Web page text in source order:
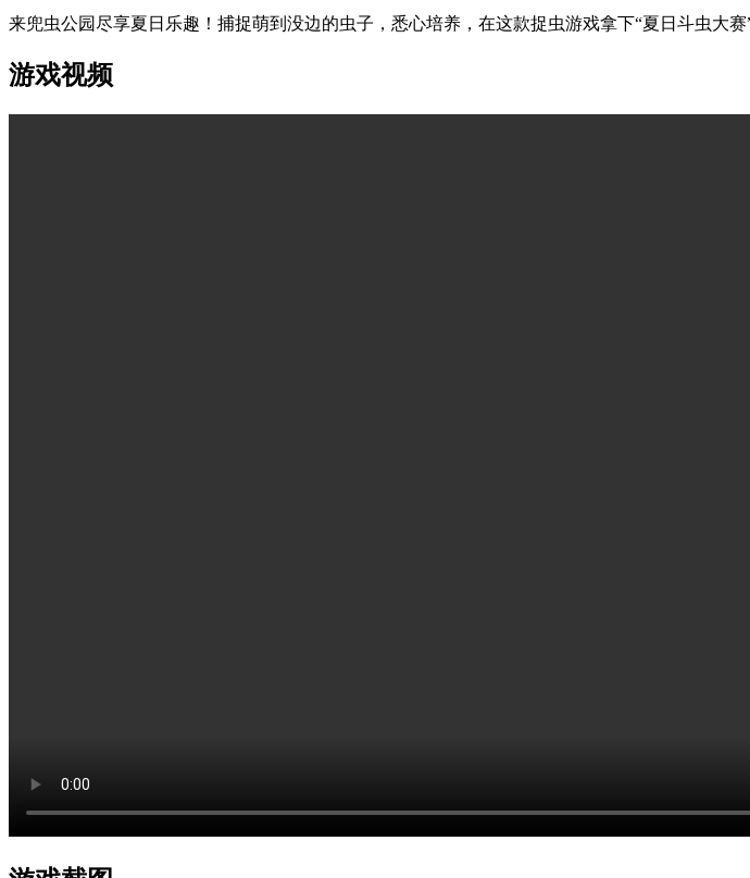
来兜虫公园尽享夏日乐趣！捕捉萌到没边的虫子，悉心培养，在这款捉虫游戏拿下“夏日斗虫大
游戏视频